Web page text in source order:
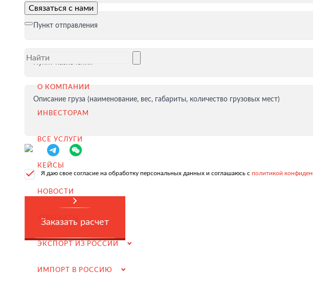
Связаться с нами
О КОМПАНИИ
ИНВЕСТОРАМ
ВСЕ УСЛУГИ
КЕЙСЫ
НОВОСТИ
КОНТАКТЫ
ЭКСПОРТ ИЗ РОССИИ
ИМПОРТ В РОССИЮ
Доставка товара иностранному покупателю
Завершение сделки
Продвижение на внешние рынки
Подбор поставщиков в России
(для иностранных компаний)
Импорт в Россию
Импорт из Китая
Заключение контрактов и согласование условий поставки
Таможенное оформление и разрешительная документация
Доставка товара российскому покупателю
Пункт отправления
Пункт назначения
Описание груза (наименование, вес, габариты, количество грузовых мест)
Я даю свое согласие на обработку персональных данных и соглашаюсь с политикой
Заказать расчет